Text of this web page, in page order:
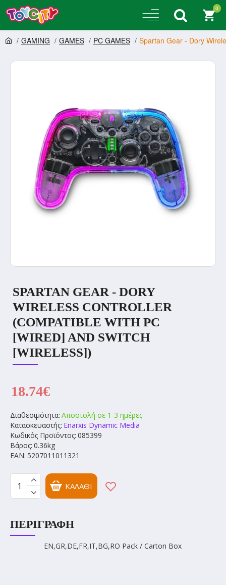
0
GAMING GAMES PC GAMES Spartan Gear - Dory
SPARTAN GEAR - DORY
WIRELESS CONTROLLER
(COMPATIBLE WITH PC
[WIRED] AND SWITCH
[WIRELESS])
Διαθεσιμότητα: Αποστολή σε 1-3 ημέρες
Κατασκευαστής: Enarxis Dynamic Media
Κωδικός Προϊόντος: 085399
Βάρος: 0.36kg
EAN: 5207011011321
18.74€
ΚΑΛΆΘΙ
ΠΕΡΙΓΡΑΦΉ
EN,GR,DE,FR,IT,BG,RO Pack / Carton Box